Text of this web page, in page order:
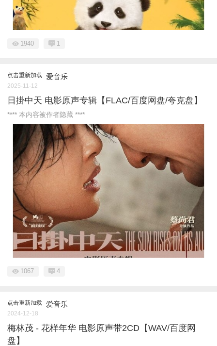
1940 1
点击重新加载 爱音乐
2025-11-12
日掛中天 电影原声专辑【FLAC/百度网盘/夸克盘】
**** 本内容被作者隐藏 ****
1067 4
点击重新加载 爱音乐
2024-12-18
梅林茂 - 花样年华 电影原声带2CD【WAV/百度网
盘】